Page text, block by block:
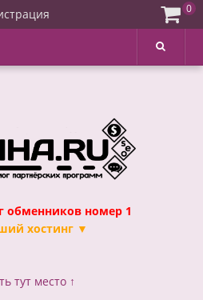
обменников номер 1
хостинг ▼
тут место ↑
0